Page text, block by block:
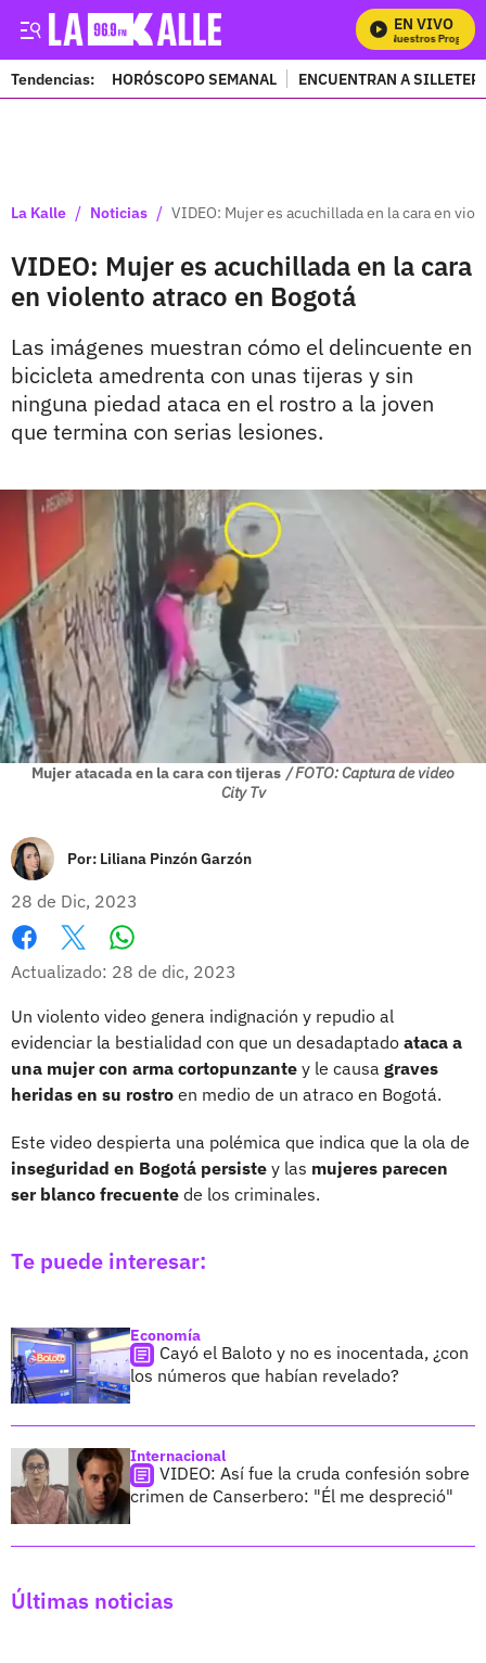
EN VIVO
Mira Todos Nuestros Programas
Tendencias: HORÓSCOPO SEMANAL ENCUENTRAN A
La Kalle / Noticias / VIDEO: Mujer es acuchillada en la cara en
VIDEO: Mujer es acuchillada en la cara
en violento atraco en Bogotá
Las imágenes muestran cómo el delincuente en
bicicleta amedrenta con unas tijeras y sin
ninguna piedad ataca en el rostro a la joven
que termina con serias lesiones.
Mujer atacada en la cara con tijeras / FOTO: Captura de video
City Tv
Por: Liliana Pinzón Garzón
28 de Dic, 2023
Facebook
X
Actualizado: 28 de dic, 2023
Un violento video genera indignación y repudio al
evidenciar la bestialidad con que un desadaptado ataca a
una mujer con arma cortopunzante y le causa graves
heridas en su rostro en medio de un atraco en Bogotá.
Este video despierta una polémica que indica que la ola de
inseguridad en Bogotá persiste y las mujeres parecen
ser blanco frecuente de los criminales.
Te puede interesar:
Economía
Cayó el Baloto y no es inocentada, ¿con
los números que habían revelado?
Internacional
VIDEO: Así fue la cruda confesión sobre
crimen de Canserbero: "Él me despreció"
Últimas noticias